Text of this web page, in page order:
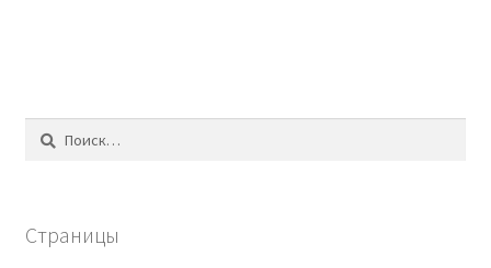
Найти:
Страницы